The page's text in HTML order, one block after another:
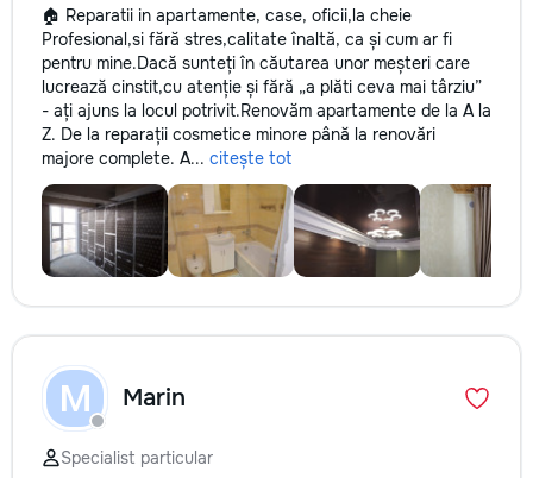
🏠 Reparatii in apartamente, case, oficii,la cheie
Profesional,si fără stres,calitate înaltă, ca și cum ar fi
pentru mine.Dacă sunteți în căutarea unor meșteri care
lucrează cinstit,cu atenție și fără „a plăti ceva mai târziu”
- ați ajuns la locul potrivit.Renovăm apartamente de la A la
Z. De la reparații cosmetice minore până la renovări
majore complete. A... citește tot
M Marin
Specialist particular